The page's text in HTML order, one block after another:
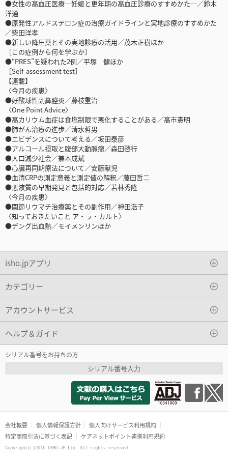
●女性の高血圧医療─妊娠と更年期の高血圧診療のすすめかた─／鈴木
洋通
●原発性アルドステロン症の治療ガイドラインと実地診療のすすめかた
／柴田洋孝
●新しい降圧薬とその実地診療の活用／茂木正樹ほか
［この症例から何を学ぶか］
●“PRES”を疑われた2例／平塚 健ほか
［Self-assessment test］
【連載】
〈今月の疾患〉
●好酸球性副鼻腔炎／藤枝重治
〈One Point Advice〉
●高カリウム血症は食塩制限で悪化することがある／高市憲明
●肺がん治療の進歩／清水哲男
●エビデンスについて考える／坂田泰彦
●アルコール摂取と腹部大動脈瘤／森田啓行
●人口減少社会／兼本成斌
●心臓再同期療法について／安藤献児
●血清CRPの測定意義と測定値の解釈／藤田哲二
●悪液質の早期発見と包括的対応／若林秀隆
〈今月の疾患〉
●関節リウマチ治療薬とその副作用／神田浩子
〈知っておきたいこと ア・ラ・カルト〉
●デング出血熱／モイメンリンほか
isho.jpアプリ
カテゴリー
アカウントサービス
ヘルプ＆ガイド
シリアル番号をお持ちの方
シリアル番号入力
会社概要 個人情報保護方針
個人向けサービス利用規約
特定商取引法に基づく表記
ケアネットポイント連携利用規約
Copyright(c)2016 ISHO-JP Ltd. All rights reserved.